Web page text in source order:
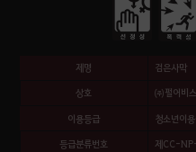
제명 검은사막
상호 ㈜펄어비스
이용등급 청소년이
등급분류번호 제CC-